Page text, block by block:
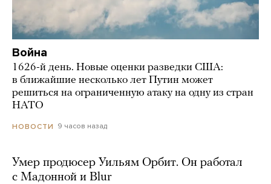
Война
1626-й день. Новые оценки разведки США:
в ближайшие несколько лет Путин может
решиться на ограниченную атаку на одну из стран
НАТО
НОВОСТИ 9 часов назад
Умер продюсер Уильям Орбит. Он работал
с Мадонной и Blur